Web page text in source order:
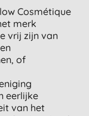
Cosmétique
merk
vrij zijn van
of
eerlijke
van het